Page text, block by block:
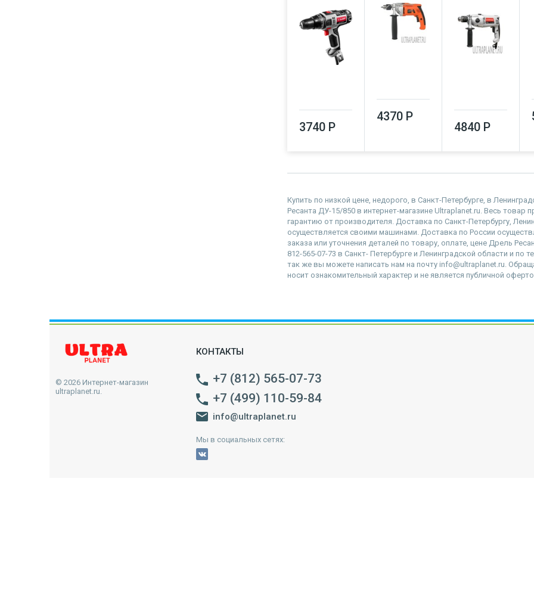
3740 Р
4370 Р
4840 Р
Купить по низкой цене, недорого, в Санкт-Петербурге, в
Ресанта ДУ-15/850 в интернет-магазине Ultraplanet.ru. Весь товар
гарантию от производителя. Доставка по Санкт-Петербургу,
осуществляется своими машинами. Доставка по России
заказа или уточнения деталей по товару, оплате, цене Дрель
812-565-07-73 в Санкт- Петербурге и Ленинградской области и
так же вы можете написать нам на почту info@ultraplanet.ru.
носит ознакомительный характер и не является публичной
© 2026 Интернет-магазин
ultraplanet.ru.
КОНТАКТЫ
+7 (812) 565-07-73
+7 (499) 110-59-84
info@ultraplanet.ru
Мы в социальных сетях: